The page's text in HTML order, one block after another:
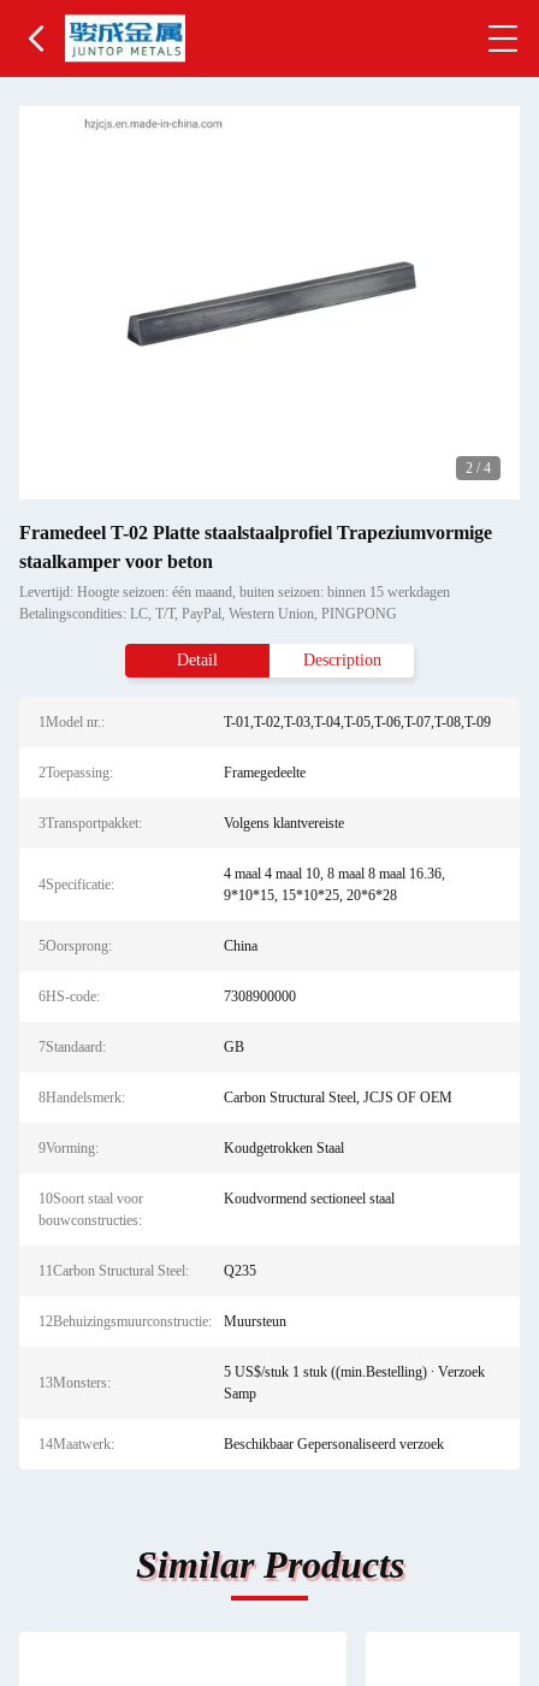
2 / 4
Framedeel T-02 Platte staalstaalprofiel Trapeziumvormige
staalkamper voor beton
Levertijd: Hoogte seizoen: één maand, buiten seizoen: binnen 15 werkdagen
Betalingscondities: LC, T/T, PayPal, Western Union, PINGPONG
Detail Description
1Model nr.: T-01,T-02,T-03,T-04,T-05,T-06,T-07,T-08,T-09
2Toepassing: Framegedeelte
3Transportpakket: Volgens klantvereiste
4Specificatie:
4 maal 4 maal 10, 8 maal 8 maal 16.36,
9*10*15, 15*10*25, 20*6*28
5Oorsprong: China
6HS-code: 7308900000
7Standaard: GB
8Handelsmerk: Carbon Structural Steel, JCJS OF OEM
9Vorming: Koudgetrokken Staal
10Soort staal voor
bouwconstructies:
Koudvormend sectioneel staal
11Carbon Structural Steel: Q235
12Behuizingsmuurconstructie: Muursteun
13Monsters:
5 US$/stuk 1 stuk ((min.Bestelling) ∙ Verzoek
Samp
14Maatwerk: Beschikbaar Gepersonaliseerd verzoek
Similar Products